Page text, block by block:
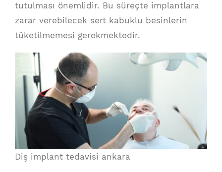
tutulması önemlidir. Bu süreçte implantlara
zarar verebilecek sert kabuklu besinlerin
tüketilmemesi gerekmektedir.
Diş implant tedavisi ankara